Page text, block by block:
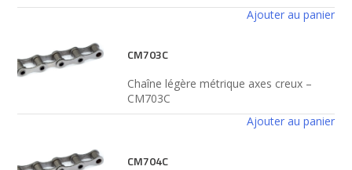
Ajouter au panier
CM703C
Chaîne légère métrique axes creux –
CM703C
Ajouter au panier
CM704C